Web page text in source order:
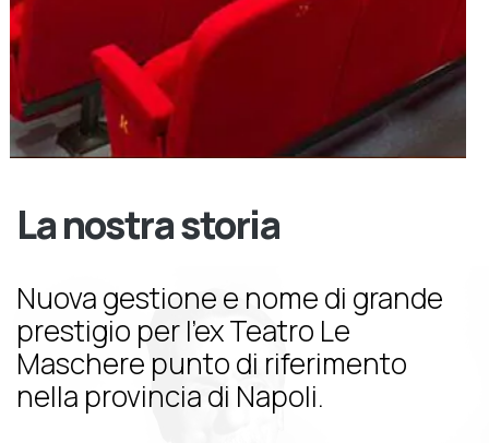
La nostra storia
Nuova gestione e nome di grande
prestigio per l’ex Teatro Le
Maschere punto di riferimento
nella provincia di Napoli.